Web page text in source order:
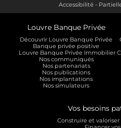
Accessibilité -
Louvre Banque Privée
Découvrir Louvre Banque Privée
Banque privée positive
Louvre Banque Privée Immobilier
Nos communiqués
Nos partenariats
Nos publications
Nos implantations
Nos simulateurs
Vos besoins
Construire et